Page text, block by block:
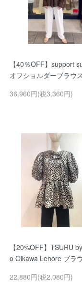
【40％OFF】support
オフショルダーブラウス
36,960円(税3,360円)
【20%OFF】TSURU
o Oikawa Lenore ブラ
22,880円(税2,080円)